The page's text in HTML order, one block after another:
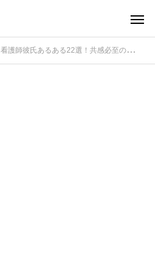
看護師彼氏あるある22選！共感必至の恋愛事情とは？